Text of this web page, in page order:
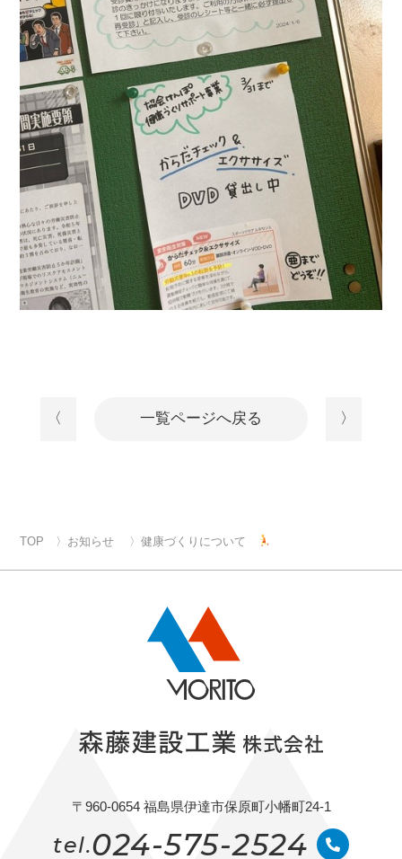
〈 一覧ページへ戻る 〉
TOP お知らせ 健康づくりについて
〒960-0654 福島県伊達市保原町小幡町24-1
tel.024-575-2524